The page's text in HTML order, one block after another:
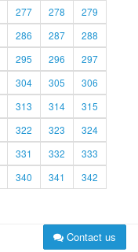
277 278
279
286 287
288
295 296
297
304 305
306
313 314
315
322 323
324
331 332
333
340 341
342
Contact us